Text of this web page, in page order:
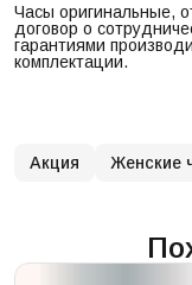
Часы оригинальные,
договор о
гарантиями
комплектации.
Акция Женские